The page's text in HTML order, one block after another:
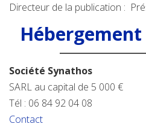
Directeur de la publication :
Société Synathos
SARL au capital de 5 000 €
Tél : 06 84 92 04 08
Contact